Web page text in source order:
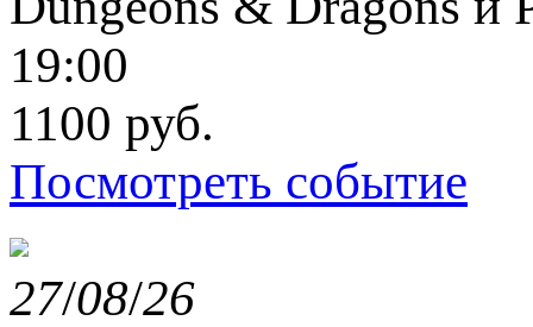
19:00
1100 руб.
Посмотреть событие
27/08/26